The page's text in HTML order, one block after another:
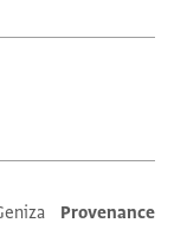
metadata
Provenance